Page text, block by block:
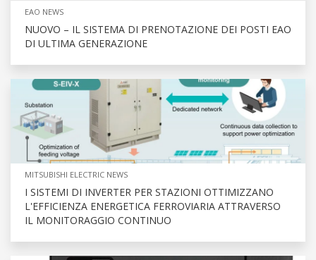
EAO NEWS
NUOVO – IL SISTEMA DI PRENOTAZIONE DEI POSTI EAO
DI ULTIMA GENERAZIONE
MITSUBISHI ELECTRIC NEWS
I SISTEMI DI INVERTER PER STAZIONI OTTIMIZZANO
L'EFFICIENZA ENERGETICA FERROVIARIA ATTRAVERSO
IL MONITORAGGIO CONTINUO